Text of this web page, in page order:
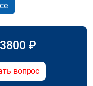
₽
вопрос